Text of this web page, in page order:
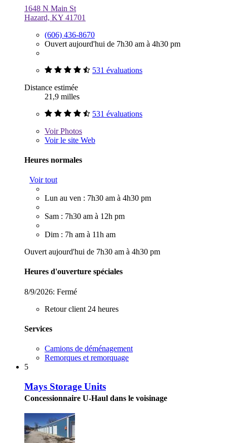
1648 N Main St
Hazard, KY 41701
(606) 436-8670
Ouvert aujourd'hui de 7h30 am à 4h30 pm
531 évaluations
Distance estimée
21,9 milles
531 évaluations
VoirPhotos
Voir le site Web
Heures normales
Voir tout
Lun au ven : 7h30 am à 4h30 pm
Sam : 7h30 am à 12h pm
Dim : 7h am à 11h am
Ouvert aujourd'hui de 7h30 am à 4h30 pm
Heures d'ouverture spéciales
8/9/2026: Fermé
Retour client 24 heures
Services
Camions de déménagement
Remorques et remorquage
5
Mays Storage Units
Concessionnaire U-Haul dans le voisinage